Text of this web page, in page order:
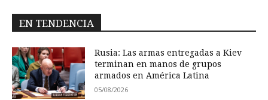
EN TENDENCIA
Rusia: Las armas entregadas a Kiev
terminan en manos de grupos
armados en América Latina
05/08/2026